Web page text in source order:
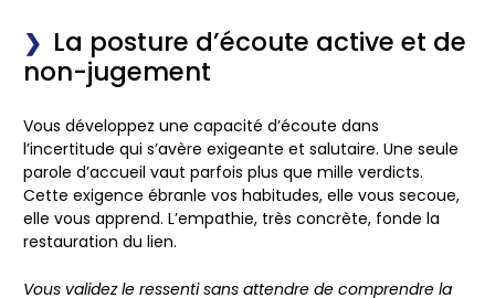
La posture d’écoute active et de
non-jugement
Vous développez une capacité d’écoute dans
l’incertitude qui s’avère exigeante et salutaire. Une seule
parole d’accueil vaut parfois plus que mille verdicts.
Cette exigence ébranle vos habitudes, elle vous secoue,
elle vous apprend. L’empathie, très concrète, fonde la
restauration du lien.
Vous validez le ressenti sans attendre de comprendre la